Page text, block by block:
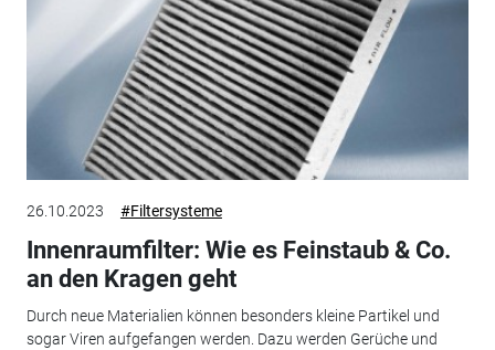
26.10.2023 #Filtersysteme
Innenraumfilter: Wie es Feinstaub & Co.
an den Kragen geht
Durch neue Materialien können besonders kleine Partikel und
sogar Viren aufgefangen werden. Dazu werden Gerüche und